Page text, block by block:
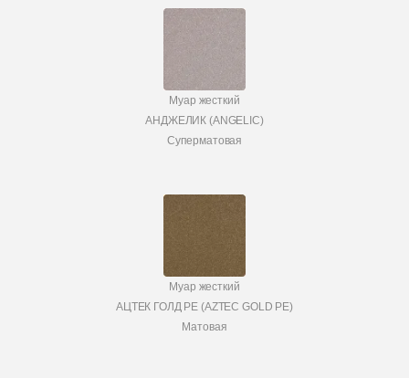
Муар жесткий
АНДЖЕЛИК (ANGELIC)
Суперматовая
Муар жесткий
АЦТЕК ГОЛД PE (AZTEC GOLD PE)
Матовая